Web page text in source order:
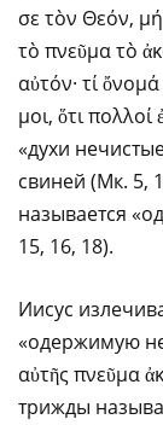
σε τὸν Θεόν, μή
τὸ πνεῦμα τὸ
αὐτόν· τί
μοι, ὅτι
«духи
свиней (Мк. 5,
называется
15, 16, 18).
Иисус
«одержимую
αὐτῆς πνεῦμα
трижды